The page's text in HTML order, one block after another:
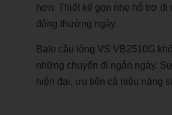
hơn. Thiết kế gọn nhẹ hỗ trợ
động thường ngày.
Balo cầu lông VS VB2510G
những chuyến đi ngắn ngày.
hiện đại, ưu tiên cả hiệu năng